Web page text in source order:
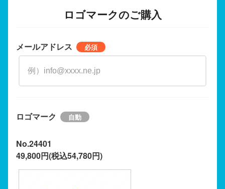
ロゴマークのご購入
メールアドレス
ロゴマーク
No.24401
49,800円(税込54,780円)